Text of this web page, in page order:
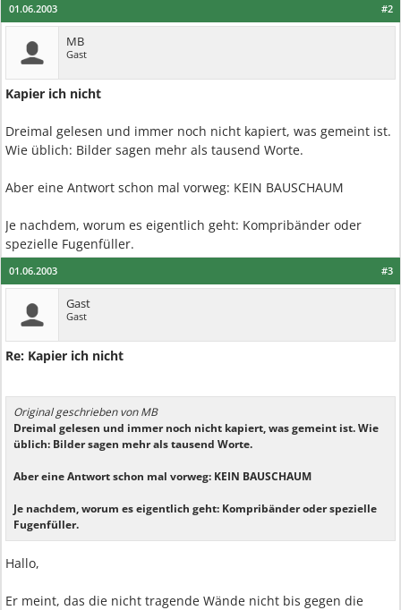
#2
01.06.2003
MB
Gast
Kapier ich nicht
Dreimal gelesen und immer noch nicht kapiert, was gemeint ist.
Wie üblich: Bilder sagen mehr als tausend Worte.
Aber eine Antwort schon mal vorweg: KEIN BAUSCHAUM
Je nachdem, worum es eigentlich geht: Kompribänder oder
spezielle Fugenfüller.
#3
01.06.2003
Gast
Gast
Re: Kapier ich nicht
Original geschrieben von MB
Dreimal gelesen und immer noch nicht kapiert, was gemeint ist. Wie
üblich: Bilder sagen mehr als tausend Worte.
Aber eine Antwort schon mal vorweg: KEIN BAUSCHAUM
Je nachdem, worum es eigentlich geht: Kompribänder oder spezielle
Fugenfüller.
Hallo,
Er meint, das die nicht tragende Wände nicht bis gegen die